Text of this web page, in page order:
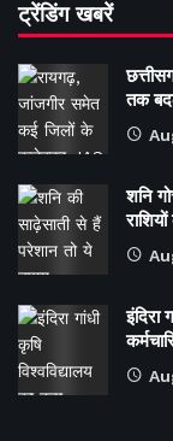
ट्रेंडिंग खबरें
तक
शनि
इंदिरा